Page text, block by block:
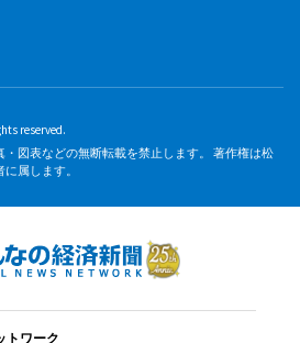
reserved.
図表などの無断転載を禁止します。 著作権は松
属します。
トワーク